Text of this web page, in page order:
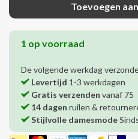
Toevoegen
1 op voorraad
De volgende werkdag
Levertijd 1-3 werkdagen
Gratis verzenden vanaf 75
14 dagen ruilen &
Stijlvolle damesmode